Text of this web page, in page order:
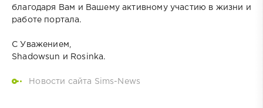
благодаря Вам и Вашему активному участию в жизни и
работе портала.
С Уважением,
Shadowsun и Rosinka.
Новости сайта Sims-News